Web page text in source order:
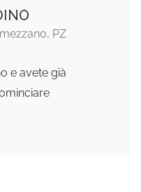
PZ
e avete già